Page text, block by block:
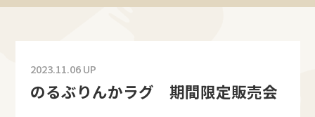
2023.11.06 UP
のるぶりんかラグ 期間限定販売会